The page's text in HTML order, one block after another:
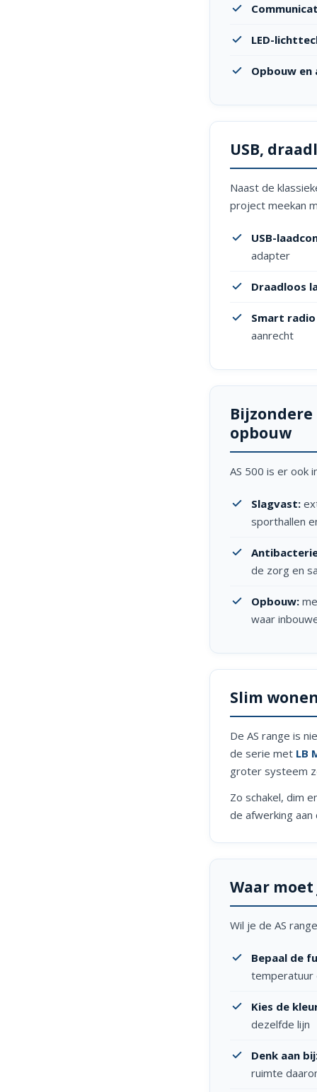
LED-
Opbouw
USB,
Naast de
project meekan
USB-
adapter
Draadloos
Smart radio
aanrecht
opbouw
AS 500 is er ook
Slagvast:
sporthallen
de zorg en
Opbouw:
waar
Slim
De AS range is
de serie met LB
groter systeem
Zo schakel, dim
de afwerking
Waar
Wil je de AS
Bepaal de
temperatuur
Kies de
dezelfde lijn
Denk aan
ruimte